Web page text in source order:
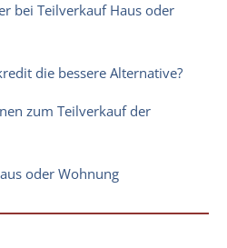
bei Teilverkauf Haus oder
die bessere Alternative?
zum Teilverkauf der
oder Wohnung